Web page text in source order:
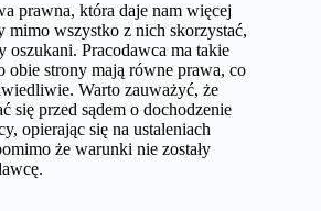
prawna, która daje nam więcej
wszystko z nich skorzystać,
oszukani. Pracodawca ma takie
obie strony mają równe prawa, co
Warto zauważyć, że
się przed sądem o dochodzenie
opierając się na ustaleniach
że warunki nie zostały